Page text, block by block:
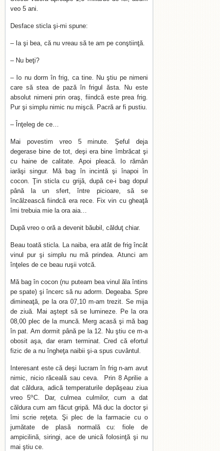
veo 5 ani.
Desface sticla şi-mi spune:
– Ia şi bea, că nu vreau să te am pe conştiinţă.
– Nu beţi?
– Io nu dorm în frig, ca tine. Nu ştiu pe nimeni
care să stea de pază în frigul ăsta. Nu este
absolut nimeni prin oraş, fiindcă este prea frig.
Pur şi simplu nimic nu mişcă. Pacră ar fi pustiu.
– Înţeleg de ce…
Mai povestim vreo 5 minute. Şeful deja
degerase bine de tot, deşi era bine îmbrăcat şi
cu haine de calitate. Apoi pleacă. Io rămân
iarăşi singur. Mă bag în incintă şi înapoi în
cocon. Ţin sticla cu grijă, după ce-i bag dopul
până la un sfert, între picioare, să se
încălzească fiindcă era rece. Fix vin cu gheaţă
îmi trebuia mie la ora aia…
După vreo o oră a devenit băubil, călduţ chiar.
Beau toată sticla. La naiba, era atât de frig încât
vinul pur şi simplu nu mă prindea. Atunci am
înţeles de ce beau ruşii votcă.
Mă bag în cocon (nu puteam bea vinul ăla întins
pe spate) şi încerc să nu adorm. Degeaba. Spre
dimineaţă, pe la ora 07,10 m-am trezit. Se mija
de ziuă. Mai aştept să se lumineze. Pe la ora
08,00 plec de la muncă. Merg acasă şi mă bag
în pat. Am dormit până pe la 12. Nu ştiu ce m-a
obosit aşa, dar eram terminat. Cred că efortul
fizic de a nu îngheţa naibii şi-a spus cuvântul.
Interesant este că deşi lucram în frig n-am avut
nimic, nicio răceală sau ceva. Prin 8 Aprilie a
dat căldura, adică temperaturile depăşeau ziua
vreo 5oC. Dar, culmea culmilor, cum a dat
căldura cum am făcut gripă. Mă duc la doctor şi
îmi scrie reţeta. Şi plec de la farmacie cu o
jumătate de plasă normală cu: fiole de
ampicilină, siringi, ace de unică folosinţă şi nu
mai ştiu ce.